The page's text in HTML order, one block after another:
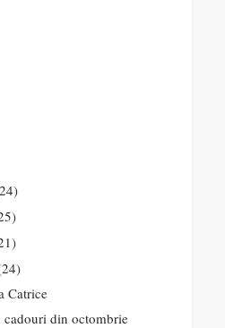
Catrice
cadouri din octombrie